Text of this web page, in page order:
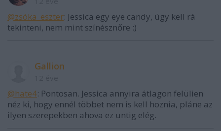
@zsóka_eszter: Jessica egy eye candy, úgy kell rá
tekinteni, nem mint színésznőre :)
Gallion
@hate4: Pontosan. Jessica annyira átlagon felülien
néz ki, hogy ennél többet nem is kell hoznia, pláne az
ilyen szerepekben ahova ez untig elég.